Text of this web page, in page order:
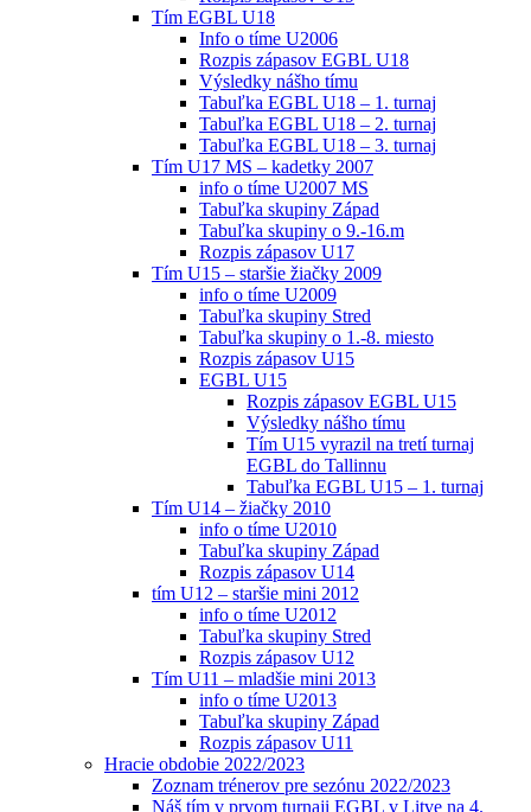
Tím EGBL U18
Info o tíme U2006
Rozpis zápasov EGBL U18
Výsledky nášho tímu
Tabuľka EGBL U18 – 1. turnaj
Tabuľka EGBL U18 – 2. turnaj
Tabuľka EGBL U18 – 3. turnaj
Tím U17 MS – kadetky 2007
info o tíme U2007 MS
Tabuľka skupiny Západ
Tabuľka skupiny o 9.-16.m
Rozpis zápasov U17
Tím U15 – staršie žiačky 2009
info o tíme U2009
Tabuľka skupiny Stred
Tabuľka skupiny o 1.-8. miesto
Rozpis zápasov U15
EGBL U15
Rozpis zápasov EGBL U15
Výsledky nášho tímu
Tím U15 vyrazil na tretí turnaj
EGBL do Tallinnu
Tabuľka EGBL U15 – 1. turnaj
Tím U14 – žiačky 2010
info o tíme U2010
Tabuľka skupiny Západ
Rozpis zápasov U14
tím U12 – staršie mini 2012
info o tíme U2012
Tabuľka skupiny Stred
Rozpis zápasov U12
Tím U11 – mladšie mini 2013
info o tíme U2013
Tabuľka skupiny Západ
Rozpis zápasov U11
Hracie obdobie 2022/2023
Zoznam trénerov pre sezónu 2022/2023
Náš tím v prvom turnaji EGBL v Litve na 4.